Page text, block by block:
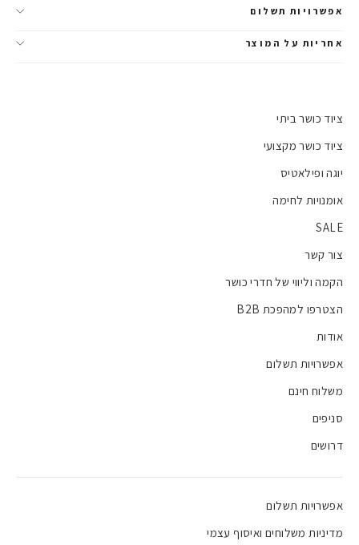
אפשרויות תשלום
אחריות על המוצר
ציוד כושר ביתי
ציוד כושר מקצועי
יוגה ופילאטיס
אומנויות לחימה
SALE
צור קשר
הקמה וליווי של חדרי כושר
הצטרפו למהפכת B2B
אודות
אפשרויות תשלום
משלוח חינם
סניפים
דרושים
אפשרויות תשלום
מדיניות משלוחים ואיסוף עצמי